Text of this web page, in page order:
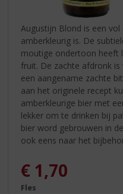
Augustijn Blond is een
amberkleurig is. De
moutige ondertoon heeft
fruit. De zachte afdronk
een aangename zachte
aan het originele recept
amberkleurige bier met
lekker om te drinken bij
bier word gebrouwen in
ook eens naar het
€ 1,70
Fles